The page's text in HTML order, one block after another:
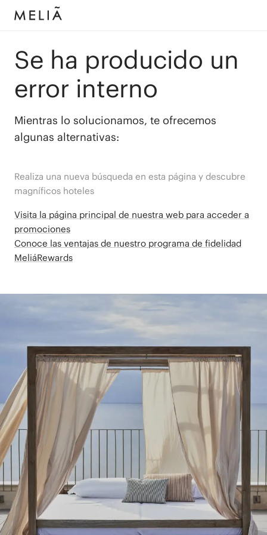
Se ha producido un
error interno
Mientras lo solucionamos, te ofrecemos
algunas alternativas:
Realiza una nueva búsqueda en esta página y descubre
magníficos hoteles
Visita la página principal de nuestra web para acceder a
promociones
Conoce las ventajas de nuestro programa de fidelidad
MeliáRewards